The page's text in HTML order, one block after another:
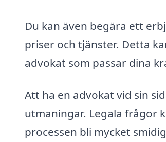
Du kan även begära ett
priser och tjänster. Detta
advokat som passar dina
Att ha en advokat vid sin
utmaningar. Legala frågor
processen bli mycket